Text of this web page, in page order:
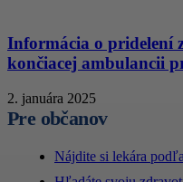
Informácia o pridelení
končiacej ambulancii
2. januára 2025
Pre občanov
Nájdite si lekára